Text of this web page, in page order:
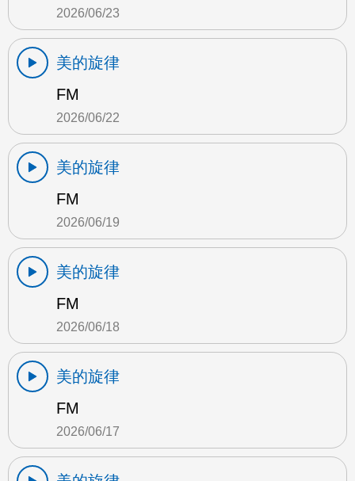
2026/06/23
美的旋律
FM
2026/06/22
美的旋律
FM
2026/06/19
美的旋律
FM
2026/06/18
美的旋律
FM
2026/06/17